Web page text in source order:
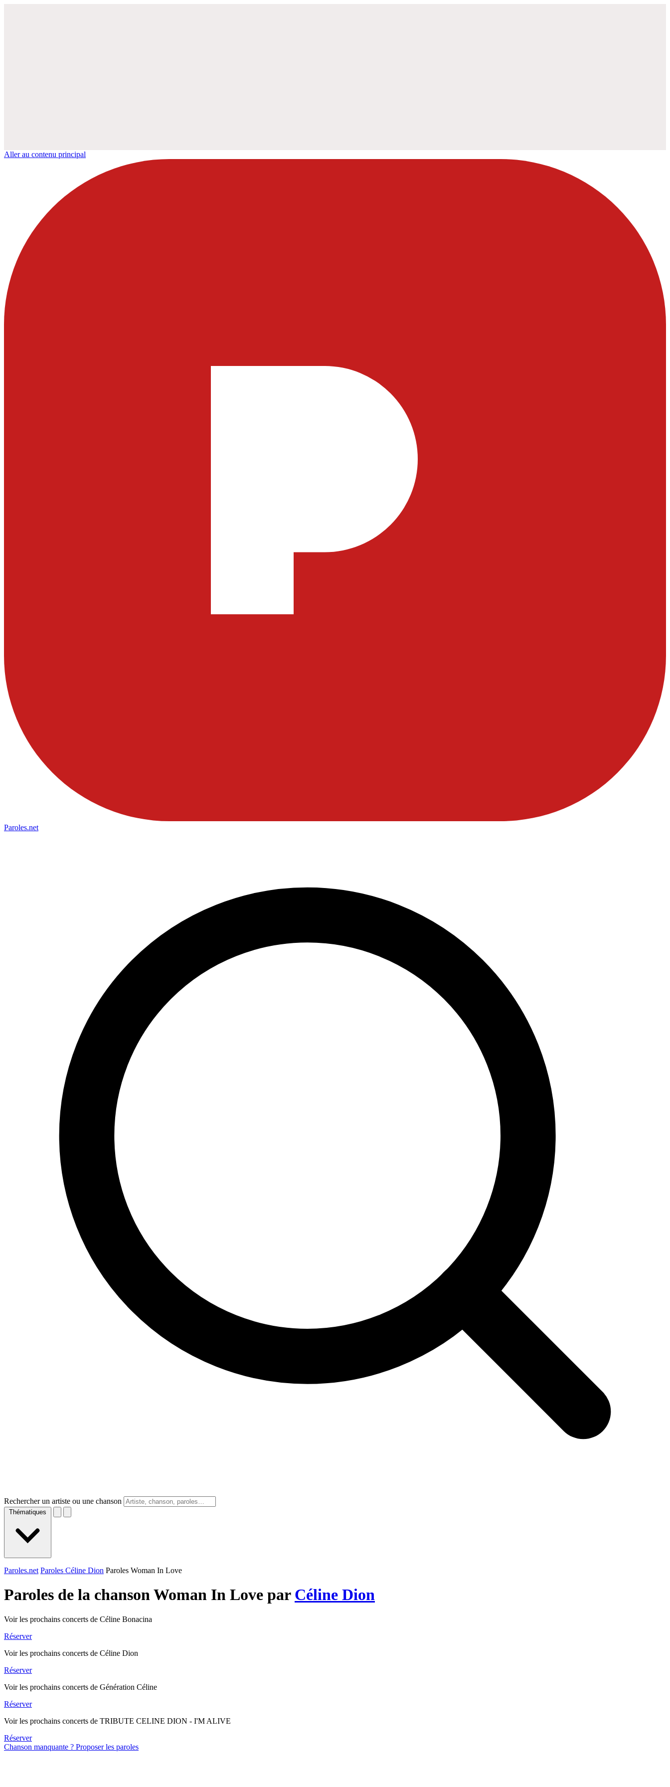
Aller au contenu principal
Paroles.net
Rechercher un artiste ou une chanson
Thématiques
Paroles.net Paroles Céline Dion Paroles Woman In Love
Paroles de la chanson Woman In Love par Céline Dion
Voir les prochains concerts de Céline Bonacina
Réserver
Voir les prochains concerts de Céline Dion
Réserver
Voir les prochains concerts de Génération Céline
Réserver
Voir les prochains concerts de TRIBUTE CELINE DION - I'M ALIVE
Réserver
Chanson manquante ? Proposer les paroles